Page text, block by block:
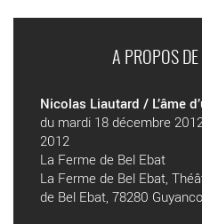
A PROPOS DE
Nicolas Liautard / L’âme
du mardi 18 décembre
2012
La Ferme de Bel Ebat
La Ferme de Bel Ebat,
de Bel Ebat, 78280